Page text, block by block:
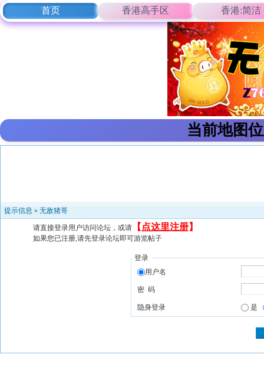
首页 香港高手区 香港:简洁
当前地图
提示信息 » 无敌猪哥
请直接登录用户访问论坛，或请 【 点这里注册】
如果您已注册,请先登录论坛即可游览帖子
登录
用户名
密 码
隐身登录 是